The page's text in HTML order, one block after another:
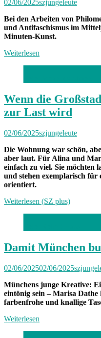
02/06/2025szjungeleute
Bei den Arbeiten von
und Antifaschismus im
Minuten-Kunst.
Weiterlesen
Wenn die
zur Last wird
02/06/2025szjungeleute
Die Wohnung war schön,
aber laut. Für Alina und
einfach zu viel. Sie möchten
und stehen exemplarisch für
orientiert.
Weiterlesen (SZ plus)
Damit München
02/06/202502/06/2025
Münchens junge Kreative:
eintönig sein – Marisa
farbenfrohe und knallige
Weiterlesen